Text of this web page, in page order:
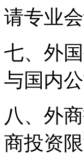
请专业
七、外
与国内
八、外
商投资